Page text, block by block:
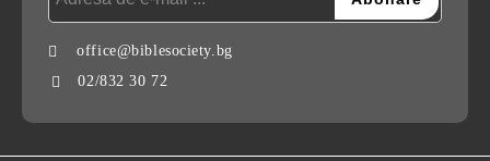
office@biblesociety.bg
02/832 30 72